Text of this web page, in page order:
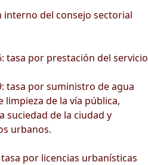
interno del consejo sectorial
tasa por prestación del servicio
tasa por suministro de agua
limpieza de la vía pública,
suciedad de la ciudad y
urbanos.
por licencias urbanísticas